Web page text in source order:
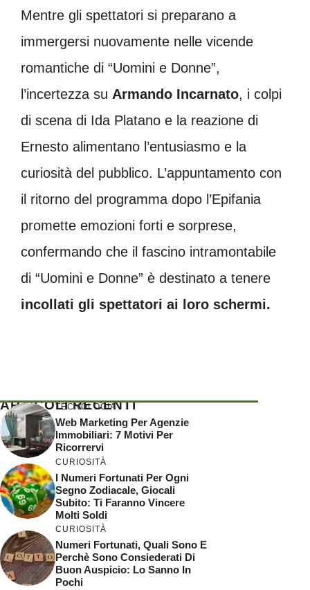
Mentre gli spettatori si preparano a
immergersi nuovamente nelle vicende
romantiche di “Uomini e Donne”,
l’incertezza su Armando Incarnato, i colpi
di scena di Ida Platano e la reazione di
Ernesto alimentano l’entusiasmo e la
curiosità del pubblico. L’appuntamento con
il ritorno del programma dopo l’Epifania
promette emozioni forti e sorprese,
confermando che il fascino intramontabile
di “Uomini e Donne” è destinato a tenere
incollati gli spettatori ai loro schermi.
ARTICOLI RECENTI
TECNOLOGIA
Web Marketing Per Agenzie
Immobiliari: 7 Motivi Per
Ricorrervi
CURIOSITÀ
I Numeri Fortunati Per Ogni
Segno Zodiacale, Giocali
Subito: Ti Faranno Vincere
Molti Soldi
CURIOSITÀ
Numeri Fortunati, Quali Sono E
Perchè Sono Consiederati Di
Buon Auspicio: Lo Sanno In
Pochi